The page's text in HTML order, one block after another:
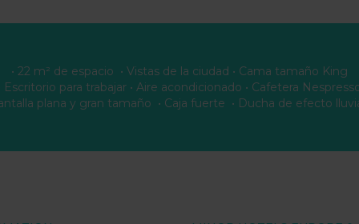
• 22 m² de espacio • Vistas de la ciudad • Cama tamaño King
Escritorio para trabajar • Aire acondicionado • Cafetera
plana y gran tamaño • Caja fuerte • Ducha de efecto